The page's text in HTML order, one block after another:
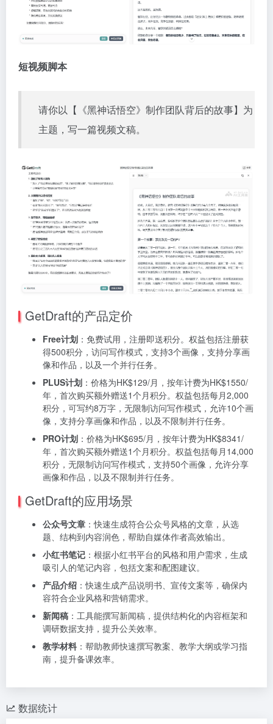
短视频脚本
请你以【《黑神话悟空》制作团队背后的故事】为
主题，写一篇视频文稿。
GetDraft的产品定价
Free计划 ：免费试用，注册即送积分。权益包括注册获
得500积分，访问写作模式，支持3个画像，支持分享画
像和作品，以及一个并行任务。
PLUS计划 ：价格为HK$129/月，按年计费为HK$1550/
年，首次购买额外赠送1个月积分。权益包括每月2,000
积分，可写约8万字，无限制访问写作模式，允许10个画
像，支持分享画像和作品，以及不限制并行任务。
PRO计划 ：价格为HK$695/月，按年计费为HK$8341/
年，首次购买额外赠送1个月积分。权益包括每月14,000
积分，无限制访问写作模式，支持50个画像，允许分享
画像和作品，以及不限制并行任务。
GetDraft的应用场景
公众号文章 ：快速生成符合公众号风格的文章，从选
题、结构到内容润色，帮助自媒体作者高效输出。
小红书笔记 ：根据小红书平台的风格和用户需求，生成
吸引人的笔记内容，包括文案和配图建议。
产品介绍 ：快速生成产品说明书、宣传文案等，确保内
容符合企业风格和营销需求。
新闻稿 ：工具能撰写新闻稿，提供结构化的内容框架和
调研数据支持，提升公关效率。
教学材料 ：帮助教师快速撰写教案、教学大纲或学习指
南，提升备课效率。
数据统计